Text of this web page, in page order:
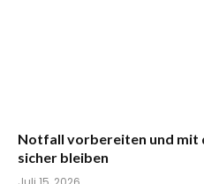
Notfall vorbereiten und mit
sicher bleiben